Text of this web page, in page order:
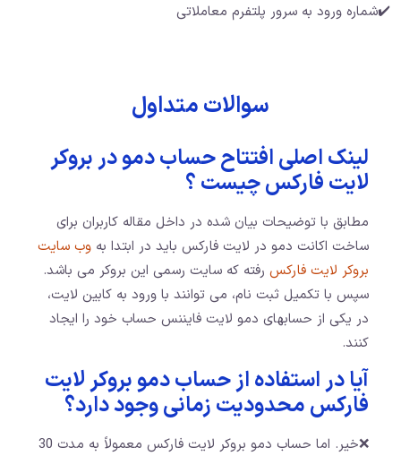
✔️شماره ورود به سرور پلتفرم معاملاتی
سوالات متداول
لینک اصلی افتتاح حساب دمو در بروکر
لایت فارکس چیست ؟
مطابق با توضیحات بیان شده در داخل مقاله کاربران برای
ساخت اکانت دمو در لایت فارکس باید در ابتدا به وب سایت
بروکر لایت فارکس رفته که سایت رسمی این بروکر می باشد.
سپس با تکمیل ثبت نام، می توانند با ورود به کابین لایت،
در یکی از حسابهای دمو لایت فایننس حساب خود را ایجاد
کنند.
آیا در استفاده از حساب دمو بروکر لایت
فارکس محدودیت زمانی وجود دارد؟
❌خیر. اما حساب دمو بروکر لایت فارکس معمولاً به مدت 30